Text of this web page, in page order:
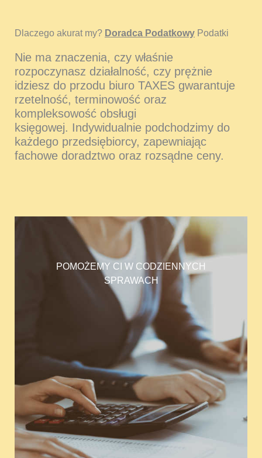
Dlaczego akurat my? Doradca Podatkowy Podatki
Nie ma znaczenia, czy właśnie
rozpoczynasz działalność, czy prężnie
idziesz do przodu biuro TAXES gwarantuje
rzetelność, terminowość oraz
kompleksowość obsługi
księgowej. Indywidualnie podchodzimy do
każdego przedsiębiorcy, zapewniając
fachowe doradztwo oraz rozsądne ceny.
POMOŻEMY CI W CODZIENNYCH
SPRAWACH